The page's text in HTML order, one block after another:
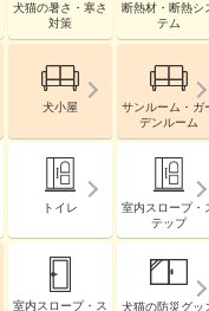
犬猫の暑さ・寒さ
対策
断熱材・断熱シ
テム
犬小屋
サンルーム・ガ
デンルーム
トイレ
室内スロープ・
テップ
室内スロープ・ス
犬猫の防災グッ